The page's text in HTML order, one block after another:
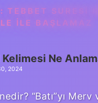
TEBBET SURESI
ILE BAŞLAMAZ
Ne
2024
“Batı”yı